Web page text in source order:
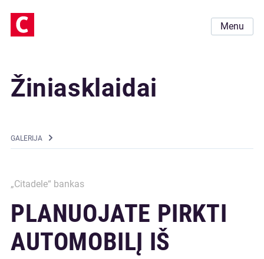
Menu
Žiniasklaidai
GALERIJA
„Citadele“ bankas
PLANUOJATE PIRKTI
AUTOMOBILĮ IŠ